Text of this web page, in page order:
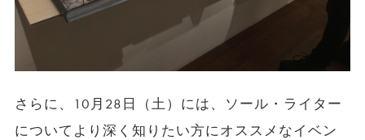
さらに、10月28日（土）には、ソール・ライター
についてより深く知りたい方にオススメなイベン